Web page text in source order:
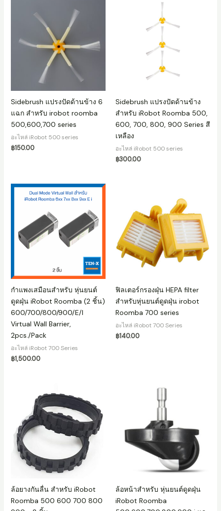
Sidebrush แปรงปัดด้านข้าง 6
แฉก สำหรับ irobot roomba
500,600,700 series
อะไหล่ iRobot 500 series
฿150.00
Sidebrush แปรงปัดด้านข้าง
สำหรับ iRobot Roomba 500,
600, 700, 800, 900 Series สี
เหลือง
อะไหล่ iRobot 500 series
฿300.00
กำแพงเสมือนสำหรับ หุ่นยนต์
ดูดฝุ่น iRobot Roomba (2 ชิ้น)
600/700/800/900/E/I
Virtual Wall Barrier,
2pcs./Pack
อะไหล่ iRobot 700 Series
฿1,500.00
ฟิลเตอร์กรองฝุ่น HEPA filter
สำหรับหุ่นยนต์ดูดฝุ่น irobot
Roomba 700 series
อะไหล่ iRobot 700 Series
฿140.00
ล้อยางกันลื่น สำหรับ iRobot
Roomba 500 600 700 800
ล้อหน้าสำหรับ หุ่นยนต์ดูดฝุ่น
iRobot Roomba